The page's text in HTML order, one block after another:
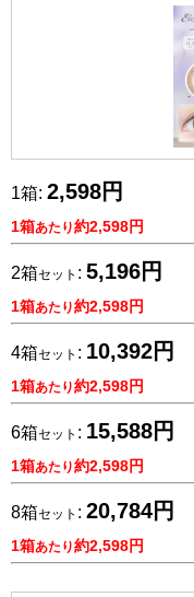
1箱: 2,598円
1箱あたり約2,598円
2箱セット : 5,196円
1箱あたり約2,598円
4箱セット : 10,392円
1箱あたり約2,598円
6箱セット : 15,588円
1箱あたり約2,598円
8箱セット : 20,784円
1箱あたり約2,598円